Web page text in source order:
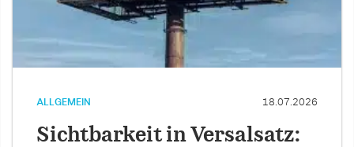
ALLGEMEIN 18.07.2026
Sichtbarkeit in Versalsatz: